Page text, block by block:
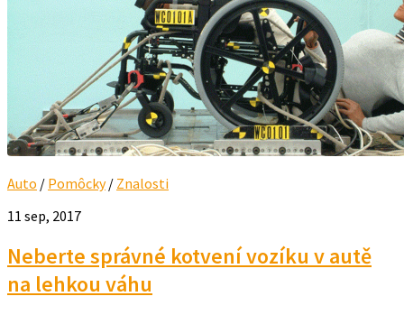
Auto / Pomôcky/ Znalosti
11 sep, 2017
Neberte správné kotvení vozíku v autě
na lehkou váhu